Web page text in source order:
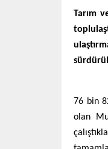
Tarım
76 bin
olan